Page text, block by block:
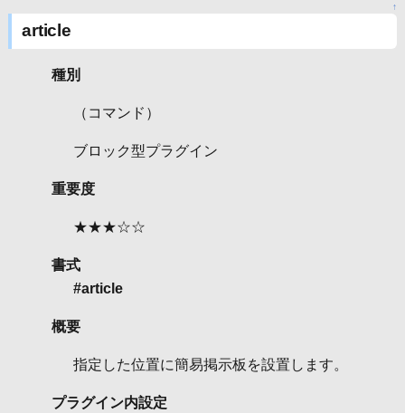
↑
article
種別
（コマンド）
ブロック型プラグイン
重要度
★★★☆☆
書式
#article
概要
指定した位置に簡易掲示板を設置します。
プラグイン内設定